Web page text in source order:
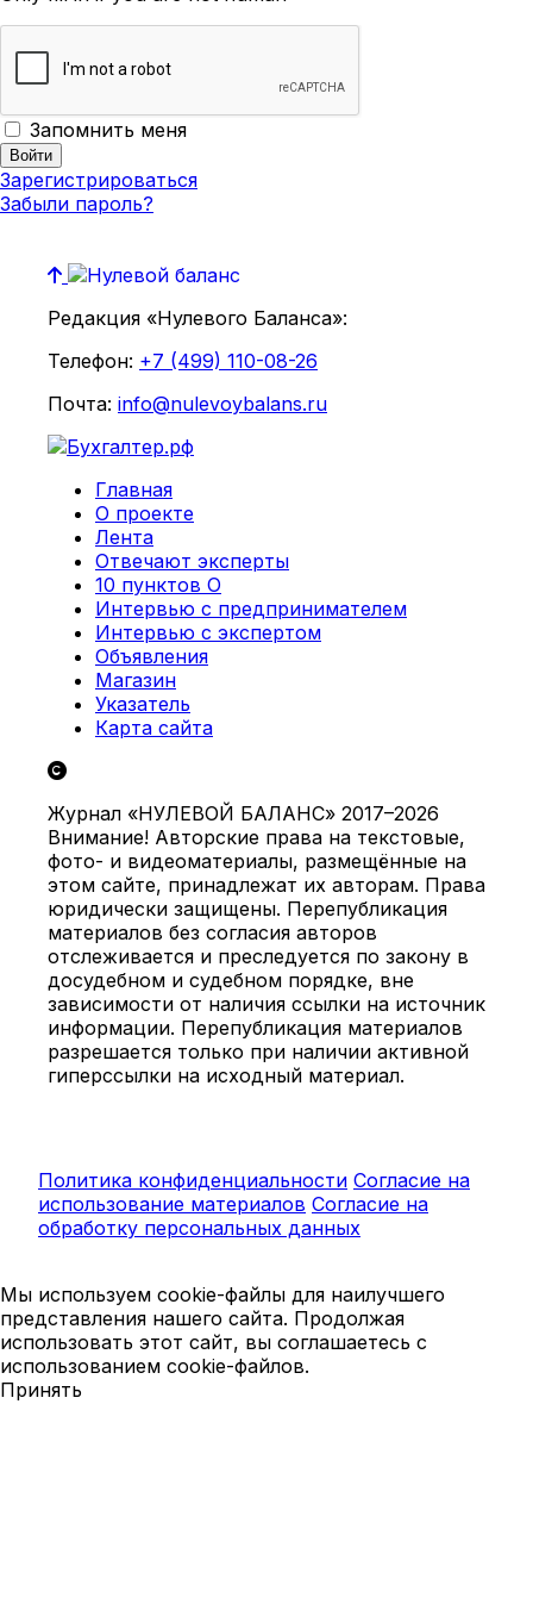
Запомнить меня
Зарегистрироваться
Забыли пароль?
Редакция «Нулевого Баланса»:
Телефон: +7 (499) 110-08-26
Почта: info@nulevoybalans.ru
Главная
О проекте
Лента
Отвечают эксперты
10 пунктов О
Интервью с предпринимателем
Интервью с экспертом
Объявления
Магазин
Указатель
Карта сайта
Журнал «НУЛЕВОЙ БАЛАНС» 2017–2026
Внимание! Авторские права на текстовые,
фото- и видеоматериалы, размещённые на
этом сайте, принадлежат их авторам. Права
юридически защищены. Перепубликация
материалов без согласия авторов
отслеживается и преследуется по закону в
досудебном и судебном порядке, вне
зависимости от наличия ссылки на источник
информации. Перепубликация материалов
разрешается только при наличии активной
гиперссылки на исходный материал.
Политика конфиденциальности Согласие на
использование материалов Согласие на
обработку персональных данных
Мы используем cookie-файлы для наилучшего
представления нашего сайта. Продолжая
использовать этот сайт, вы соглашаетесь с
использованием cookie-файлов.
Принять